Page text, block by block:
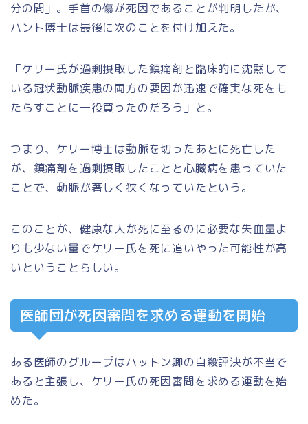
分の間」。手首の傷が死因であることが判明したが、
ハント博士は最後に次のことを付け加えた。
「ケリー氏が過剰摂取した鎮痛剤と臨床的に沈黙して
いる冠状動脈疾患の両方の要因が迅速で確実な死をも
たらすことに一役買ったのだろう」と。
つまり、ケリー博士は動脈を切ったあとに死亡した
が、鎮痛剤を過剰摂取したことと心臓病を患っていた
ことで、動脈が著しく狭くなっていたという。
このことが、健康な人が死に至るのに必要な失血量よ
りも少ない量でケリー氏を死に追いやった可能性が高
いということらしい。
医師団が死因審問を求める運動を開始
ある医師のグループはハットン卿の自殺評決が不当で
あると主張し、ケリー氏の死因審問を求める運動を始
めた。